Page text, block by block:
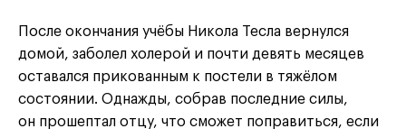
После окончания учёбы Никола Тесла вернулся
домой, заболел холерой и почти девять месяцев
оставался прикованным к постели в тяжёлом
состоянии. Однажды, собрав последние силы,
он прошептал отцу, что сможет поправиться, если